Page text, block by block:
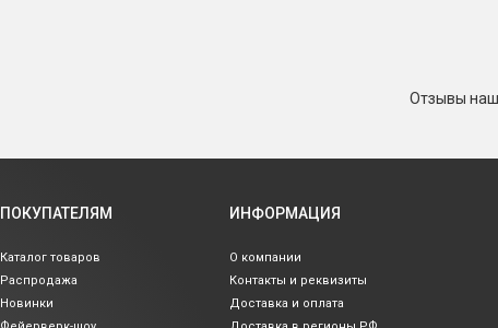
Отзывы
ПОКУПАТЕЛЯМ
Каталог товаров
Распродажа
Новинки
ИНФОРМАЦИЯ
О компании
Контакты и реквизиты
Доставка и оплата